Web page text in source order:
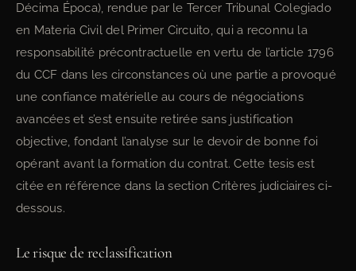
Décima Época), rendue par le Tercer Tribunal Colegiado
en Materia Civil del Primer Circuito, qui a reconnu la
responsabilité précontractuelle en vertu de l’article 1796
du CCF dans les circonstances où une partie a provoqué
une confiance matérielle au cours de négociations
avancées et s’est ensuite retirée sans justification
objective, fondant l’analyse sur le devoir de bonne foi
opérant avant la formation du contrat. Cette tesis est
citée en référence dans la section Critères judiciaires ci-
dessous.
Le risque de reclassification